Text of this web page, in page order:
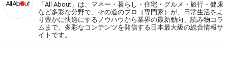
「All About」は、マネー・暮らし・住宅・グルメ・旅行・健康
など多彩な分野で、その道のプロ（専門家）が、日常生活をよ
り豊かに快適にするノウハウから業界の最新動向、読み物コラ
ムまで、多彩なコンテンツを発信する日本最大級の総合情報サ
イトです。